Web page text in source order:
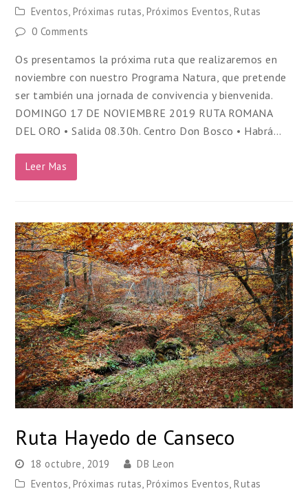
Eventos ,Próximas rutas ,Próximos Eventos ,Rutas
0 Comments
Os presentamos la próxima ruta que realizaremos en
noviembre con nuestro Programa Natura, que pretende
ser también una jornada de convivencia y bienvenida.
DOMINGO 17 DE NOVIEMBRE 2019 RUTA ROMANA
DEL ORO • Salida 08.30h. Centro Don Bosco • Habrá…
Leer Mas
Ruta Hayedo de Canseco
18 octubre, 2019
DB Leon
Eventos,Próximas rutas,Próximos Eventos,Rutas